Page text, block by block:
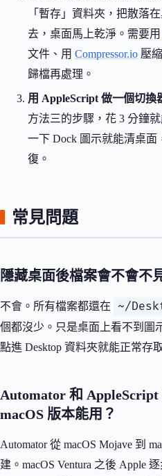
「暫存」資料夾，把散落
去，桌面馬上乾淨。需要用
文件、用 Compressor.io 壓
歸檔再處理。
用 AppleScript 做一個切換
方法三的步驟，花 3 分鐘
一下 Dock 圖示就能清桌
復。
常見問題
隱藏桌面後檔案會不會不
不會。所有檔案都還在 ~/
個都沒少。只是桌面上看不到圖
點進 Desktop 資料夾就能正常存
Automator 和 AppleScript
macOS 版本能用？
Automator 從 macOS Mojave 到
建。macOS Ventura 之後 Apple